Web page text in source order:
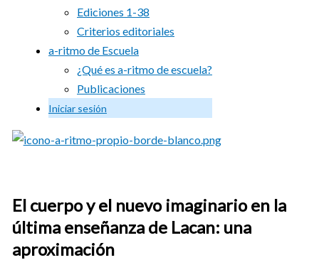
Ediciones 1-38
Criterios editoriales
a-ritmo de Escuela
¿Qué es a-ritmo de escuela?
Publicaciones
Iniciar sesión
El cuerpo y el nuevo imaginario en la
última enseñanza de Lacan: una
aproximación